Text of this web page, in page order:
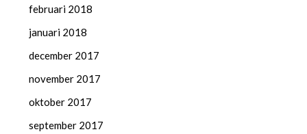
februari 2018
januari 2018
december 2017
november 2017
oktober 2017
september 2017